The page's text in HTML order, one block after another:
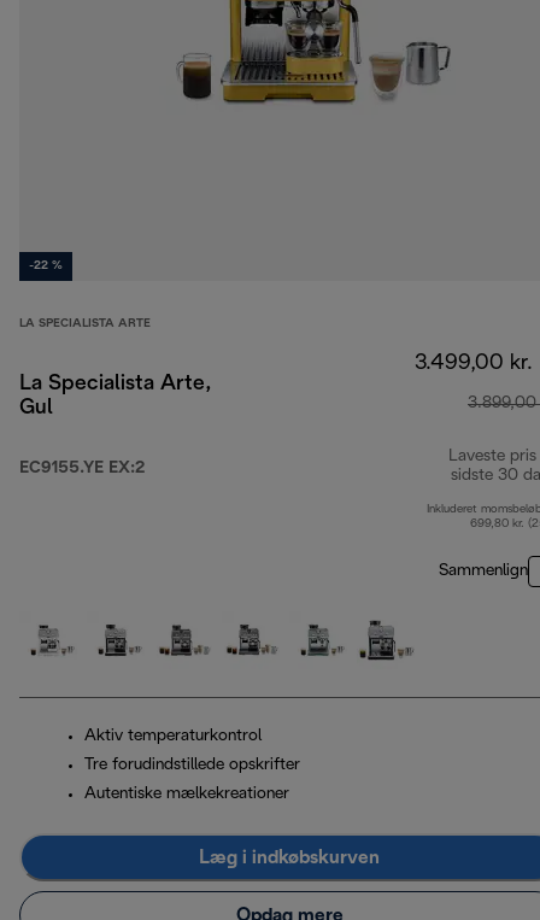
-22 %
LA SPECIALISTA ARTE
La Specialista Arte,
Gul
EC9155.YE EX:2
3.499,00 kr.
3.899,00
Laveste pris
sidste 30
Inkluderet
699,80 kr.
Sammenlign
Aktiv temperaturkontrol
Tre forudindstillede opskrifter
Autentiske mælkekreationer
Læg i indkøbskurven
Opdag mere